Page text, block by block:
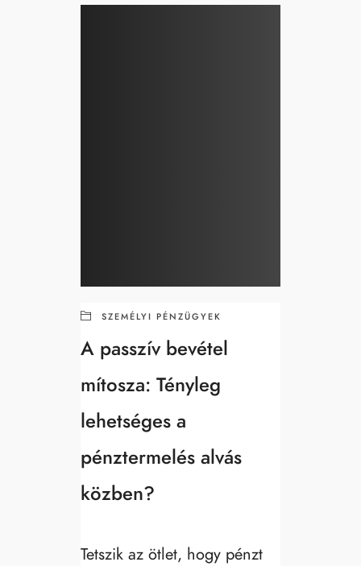
SZEMÉLYI PÉNZÜGYEK
A passzív bevétel
mítosza: Tényleg
lehetséges a
pénztermelés alvás
közben?
Tetszik az ötlet, hogy pénzt